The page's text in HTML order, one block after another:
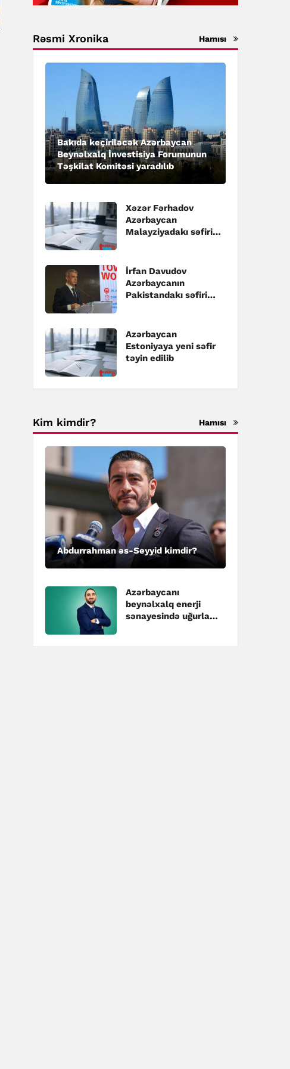
Rəsmi Xronika Hamısı
Bakıda keçiriləcək Azərbaycan
Beynəlxalq İnvestisiya Forumunun
Təşkilat Komitəsi yaradılıb
Xəzər Fərhadov
Azərbaycan
Malayziyadakı səfiri
İrfan Davudov
Azərbaycanın
Pakistandakı səfiri
Azərbaycan
Estoniyaya yeni səfir
təyin edilib
Kim kimdir? Hamısı
Abdurrahman əs-Seyyid kimdir?
Azərbaycanı
beynəlxalq enerji
sənayesində uğurla